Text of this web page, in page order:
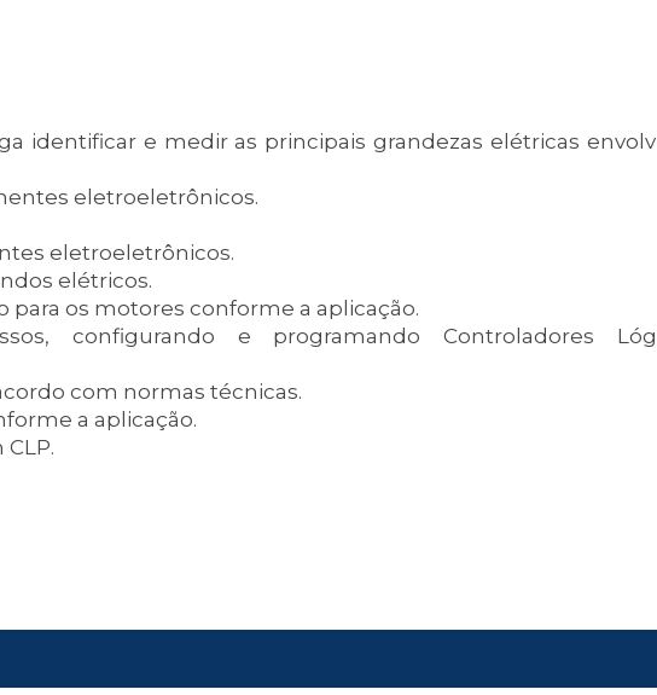
identificar e medir as principais grandezas elétricas
eletroeletrônicos.
eletroeletrônicos.
elétricos.
os motores conforme a aplicação.
configurando e programando Controladores
com normas técnicas.
a aplicação.